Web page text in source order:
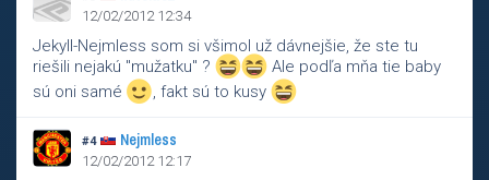
12/02/2012 12:34
Jekyll-Nejmless som si všimol už dávnejšie, že ste tu
riešili nejakú "mužatku" ?
Ale podľa mňa tie baby
sú oni samé
, fakt sú to kusy
#4 Nejmless
12/02/2012 12:17